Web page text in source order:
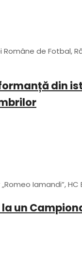
de Fotbal,
din
Iamandi”, HC
un